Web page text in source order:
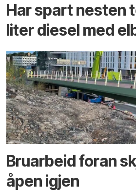
Har spart nesten
liter diesel med
Bruarbeid foran
åpen igjen